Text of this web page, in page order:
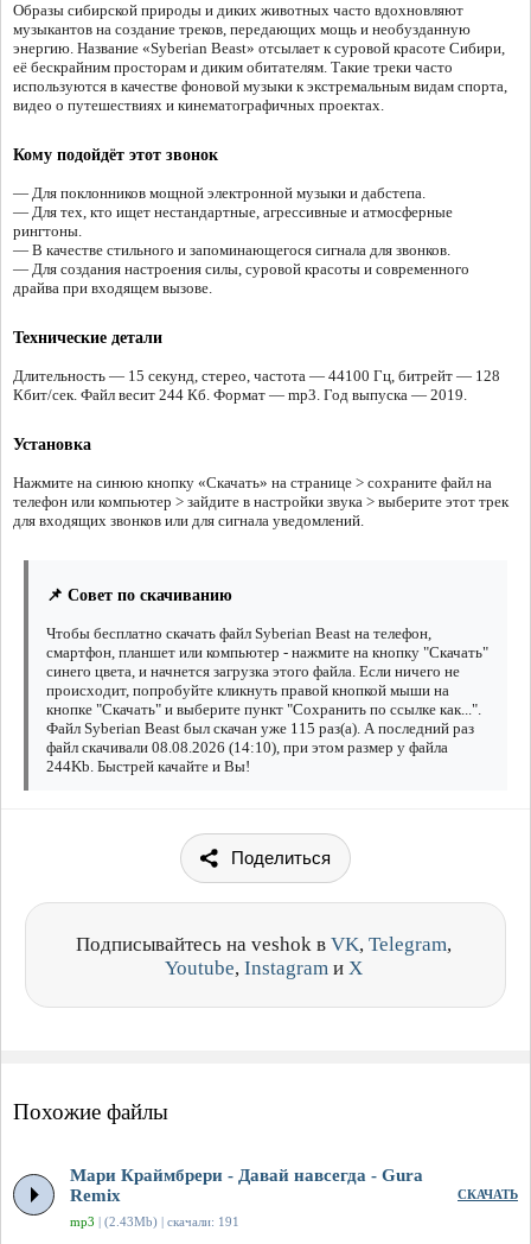
Образы сибирской природы и диких животных часто вдохновляют
музыкантов на создание треков, передающих мощь и необузданную
энергию. Название «Syberian Beast» отсылает к суровой красоте Сибири,
её бескрайним просторам и диким обитателям. Такие треки часто
используются в качестве фоновой музыки к экстремальным видам спорта,
видео о путешествиях и кинематографичных проектах.
Кому подойдёт этот звонок
— Для поклонников мощной электронной музыки и дабстепа.
— Для тех, кто ищет нестандартные, агрессивные и атмосферные
рингтоны.
— В качестве стильного и запоминающегося сигнала для звонков.
— Для создания настроения силы, суровой красоты и современного
драйва при входящем вызове.
Технические детали
Длительность — 15 секунд, стерео, частота — 44100 Гц, битрейт — 128
Кбит/сек. Файл весит 244 Кб. Формат — mp3. Год выпуска — 2019.
Установка
Нажмите на синюю кнопку «Скачать» на странице > сохраните файл на
телефон или компьютер > зайдите в настройки звука > выберите этот трек
для входящих звонков или для сигнала уведомлений.
📌 Совет по скачиванию
Чтобы бесплатно скачать файл Syberian Beast на телефон,
смартфон, планшет или компьютер - нажмите на кнопку "Скачать"
синего цвета, и начнется загрузка этого файла. Если ничего не
происходит, попробуйте кликнуть правой кнопкой мыши на
кнопке "Скачать" и выберите пункт "Сохранить по ссылке как...".
Файл Syberian Beast был скачан уже 115 раз(а). А последний раз
файл скачивали 08.08.2026 (14:10), при этом размер у файла
244Kb. Быстрей качайте и Вы!
Поделиться
Подписывайтесь на veshok в VK, Telegram,
Youtube, Instagram и X
Похожие файлы
Мари Краймбрери - Давай навсегда - Gura
Remix
mp3 | (2.43Mb) | скачали: 191
СКАЧАТЬ